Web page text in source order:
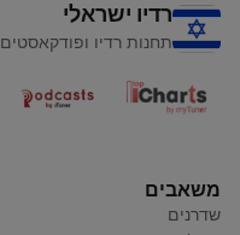
רדיו ישראלי
תחנות רדיו ופודקאסטים
משאבים
שדרנים